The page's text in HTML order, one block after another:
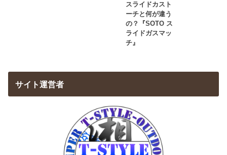
スライドカスト
ーチと何が違う
の？『SOTO ス
ライドガスマッ
チ』
サイト運営者